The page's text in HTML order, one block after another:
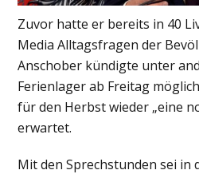
Zuvor hatte er bereits in 40
Media Alltagsfragen der
Anschober kündigte unter
Ferienlager ab Freitag
für den Herbst wieder „eine
erwartet.
Mit den Sprechstunden sei in